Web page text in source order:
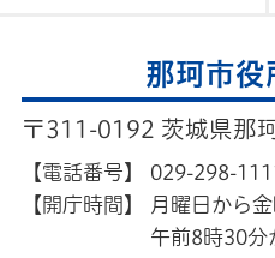
那珂市役
〒311-0192 茨城県那
【電話番号】
029-298-
【開庁時間】
月曜日から
午前8時30分